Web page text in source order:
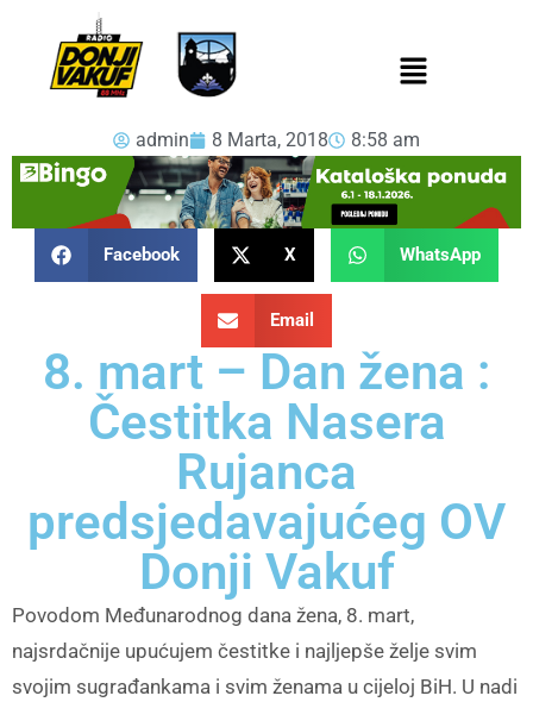
admin 8 Marta, 2018 8:58 am
Facebook X WhatsApp
Email
8. mart – Dan žena :
Čestitka Nasera
Rujanca
predsjedavajućeg OV
Donji Vakuf
Povodom Međunarodnog dana žena, 8. mart,
najsrdačnije upućujem čestitke i najljepše želje svim
svojim sugrađankama i svim ženama u cijeloj BiH. U nadi